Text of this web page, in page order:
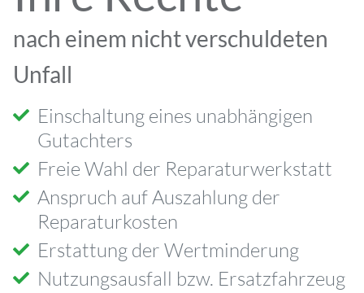
nach einem nicht verschuldeten
Unfall
Einschaltung eines unabhängigen
Gutachters
Freie Wahl der Reparaturwerkstatt
Anspruch auf Auszahlung der
Reparaturkosten
Erstattung der Wertminderung
Nutzungsausfall bzw. Ersatzfahrzeug